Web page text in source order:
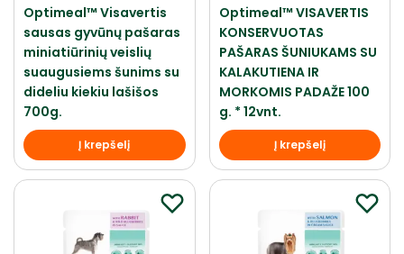
Optimeal™ Visavertis
sausas gyvūnų pašaras
miniatiūrinių veislių
suaugusiems šunims su
dideliu kiekiu lašišos
700g.
Į krepšelį
Optimeal™ VISAVERTIS
KONSERVUOTAS
PAŠARAS ŠUNIUKAMS SU
KALAKUTIENA IR
MORKOMIS PADAŽE 100
g. * 12vnt.
Į krepšelį